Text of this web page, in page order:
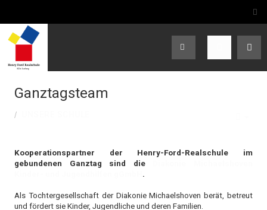
Ganztagsteam
Kooperationspartner der Henry-Ford-Realschule im
gebundenen Ganztag sind die
.
Als Tochtergesellschaft der Diakonie Michaelshoven berät, betreut
und fördert sie Kinder, Jugendliche und deren Familien.